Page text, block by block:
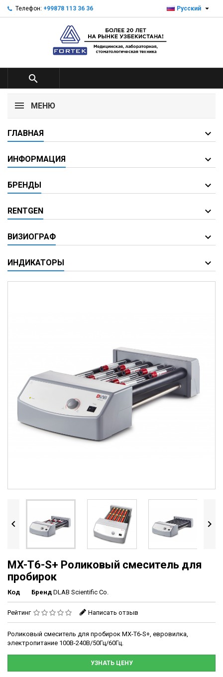
Телефон: +99878 113 36 36 Русский 

МЕНЮ
ГЛАВНАЯ
ИНФОРМАЦИЯ
БРЕНДЫ
RENTGEN
ВИЗИОГРАФ
ИНДИКАТОРЫ
 
MX-T6-S+ Роликовый смеситель для
пробирок
Код Бренд DLAB Scientific Co.
Рейтинг Написать отзыв
Роликовый смеситель для пробирок MX-T6-S+, евровилка,
электропитание 100В-240В/50Гц/60Гц.
УЗНАТЬ ЦЕНУ